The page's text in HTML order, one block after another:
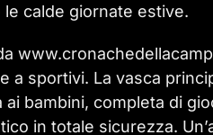
calde giornate estive.
a sportivi. La vasca
bambini, completa di
in totale sicurezza.